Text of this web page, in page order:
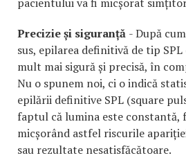
Precizie și siguranță - După
sus, epilarea definitivă de tip
mult mai sigură și precisă, în
Nu o spunem noi, ci o indică
epilării definitive SPL (square
faptul că lumina este constantă,
micșorând astfel riscurile
sau rezultate nesatisfăcătoare.